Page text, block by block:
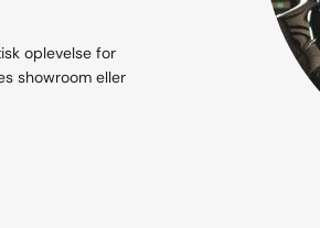
oplevelse for
showroom eller